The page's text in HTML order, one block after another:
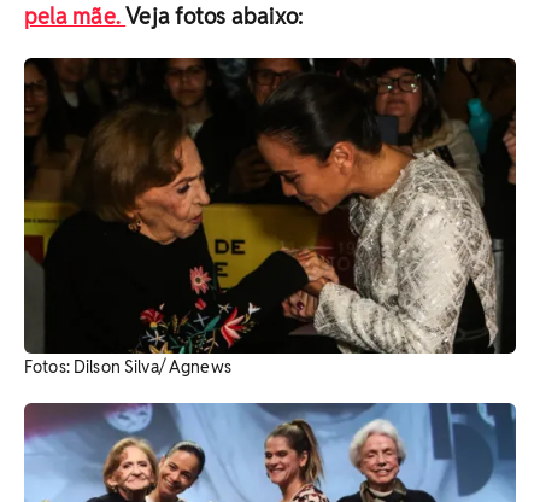
pela mãe.Veja fotos abaixo:
Fotos: Dilson Silva/ Agnews